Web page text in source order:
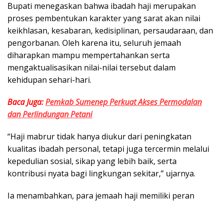
Bupati menegaskan bahwa ibadah haji merupakan
proses pembentukan karakter yang sarat akan nilai
keikhlasan, kesabaran, kedisiplinan, persaudaraan, dan
pengorbanan. Oleh karena itu, seluruh jemaah
diharapkan mampu mempertahankan serta
mengaktualisasikan nilai-nilai tersebut dalam
kehidupan sehari-hari.
Baca Juga:Pemkab Sumenep Perkuat Akses Permodalan
dan Perlindungan Petani
“Haji mabrur tidak hanya diukur dari peningkatan
kualitas ibadah personal, tetapi juga tercermin melalui
kepedulian sosial, sikap yang lebih baik, serta
kontribusi nyata bagi lingkungan sekitar,” ujarnya.
Ia menambahkan, para jemaah haji memiliki peran